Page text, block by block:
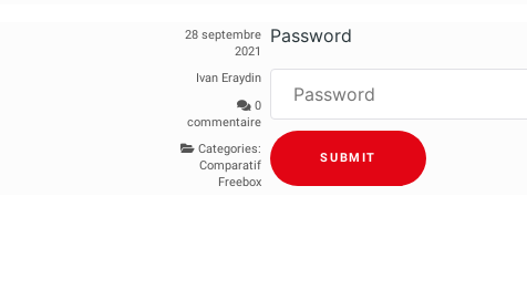
28 septembre
2021
Ivan Eraydin
0
commentaire
Categories:
Comparatif
Freebox
Password